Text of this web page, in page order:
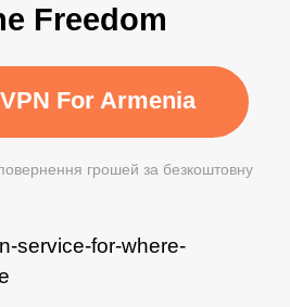
Freedom
For Armenia
грошей за безкоштовну